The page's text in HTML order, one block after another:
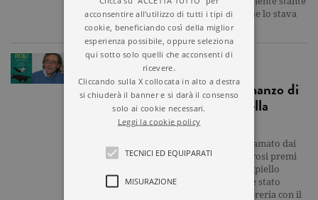
le sue infinitesimali proporzioni, a chi se lo stava
coccolando.…
“Certe fortune”: il nuovo romanzo di
Andrea Vitali, ambientato nella
Bellano del 1928
Andrea Vitali, autore prolifico e molto amato dai
lettori, per le sue opere ha vinto numerosi premi
(tra questi il Bancarella nel 2006, il Campiello
sezione giuria dei letterati nel 2009 ed è stato
anche finalista allo Strega). Torna in libreria con il
acconsentire all'utilizzo di tutti i tipi di
cookie, beneficiando così della miglior
esperienza possibile, oppure seleziona
qui sotto solo quelli che acconsenti di
ricevere.
Cliccando sulla X collocata in alto a destra
si chiuderà il banner e si darà il consenso
solo ai cookie necessari.
Leggi la cookie policy
TECNICI ED EQUIPARATI
MISURAZIONE